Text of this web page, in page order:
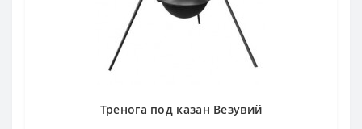
Тренога под казан Везувий